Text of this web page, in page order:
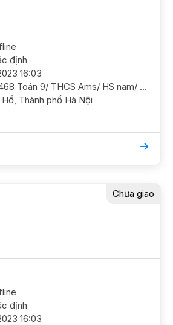
định
16:03
Yêu cầu khác: ST468 Toán 9/ THCS Ams/ HS nam/ HL TB Khá Mục tiêu thi chuyên Anh trường Ams, Toán chưa tốt, cần ôn luyện thêm GS nam nữ ok. ĐC Võng Thị (đối diện Chùa Võng Thị) gần Hồ Tây, P. Bưởi, Q. Tây Hồ"
Tây Hồ, Thành phố Hà Nội
Chưa giao
định
16:03